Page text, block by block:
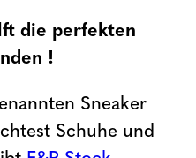
die perfekten
!
Sneaker
Schuhe und